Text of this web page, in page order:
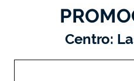
Centro: